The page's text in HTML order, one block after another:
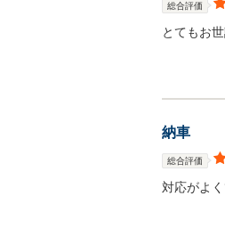
総合評価
とてもお
納車
総合評価
対応がよ